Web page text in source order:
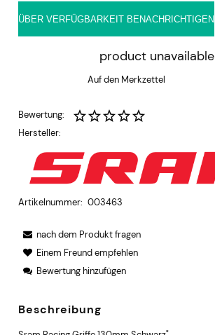
ÜBER VERFÜGBARKEIT BENACHRICHTIGEN
product unavailable
Auf den Merkzettel
Bewertung:
Hersteller:
Artikelnummer: 003463
nach dem Produkt fragen
Einem Freund empfehlen
Bewertung hinzufügen
Beschreibung